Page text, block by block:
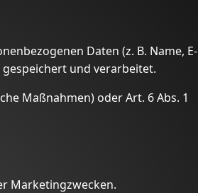
Daten (z. B. Name, E-
und verarbeitet.
Maßnahmen) oder Art. 6 Abs. 1
Marketingzwecken.